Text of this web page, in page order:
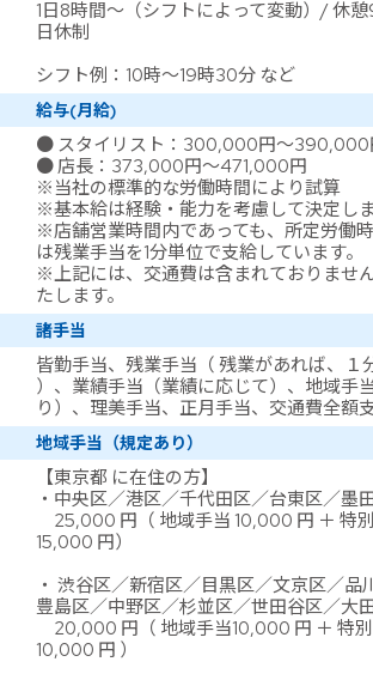
1日8時間～（シフトによって変動）/ 休
日休制
シフト例：10時～19時30分 など
給与(月給)
● スタイリスト：300,000円～390,000
● 店長：373,000円～471,000円
※当社の標準的な労働時間により試算
※基本給は経験・能力を考慮して決定し
※店舗営業時間内であっても、所定労働
は残業手当を1分単位で支給しています。
※上記には、交通費は含まれておりませ
たします。
諸手当
皆勤手当、残業手当（ 残業があれば、１
）、業績手当（業績に応じて）、地域手
り）、理美手当、正月手当、交通費全額
地域手当（規定あり）
【東京都 に在住の方】
・中央区／港区／千代田区／台東区／墨
25,000 円（ 地域手当 10,000 円 ＋ 特
15,000 円）
・ 渋谷区／新宿区／目黒区／文京区／品
豊島区／中野区／杉並区／世田谷区／大
20,000 円（ 地域手当10,000 円 ＋ 特
10,000 円 ）